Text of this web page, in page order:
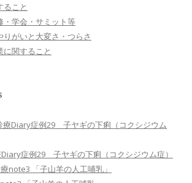
ること
・学会・サミット等
がいと大変さ・つらさ
関すること
療Diary症例29 子ヤギの下痢（コクシジウム
症例29 子ヤギの下痢（コクシジウム症）
note3 「子山羊の人工哺乳」